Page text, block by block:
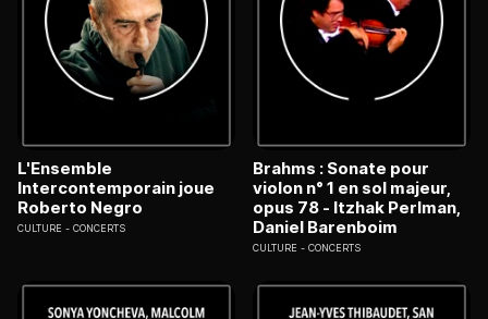
L'Ensemble
Intercontemporain joue
Roberto Negro
CULTURE CONCERTS
Brahms : Sonate pour
violon n° 1 en sol majeur,
opus 78 - Itzhak Perlman,
Daniel Barenboim
CULTURE CONCERTS